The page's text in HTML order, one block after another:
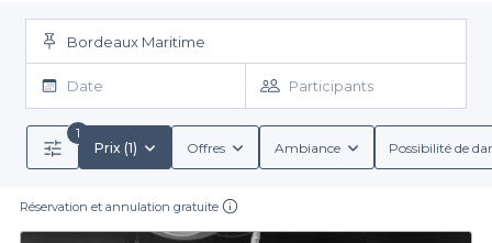
Bordeaux Maritime
Date Participants
1
Prix (1)
Offres Ambiance Possibilité de
Réservation et annulation gratuite